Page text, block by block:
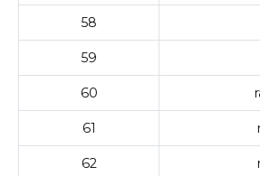
58
59
60
61
62